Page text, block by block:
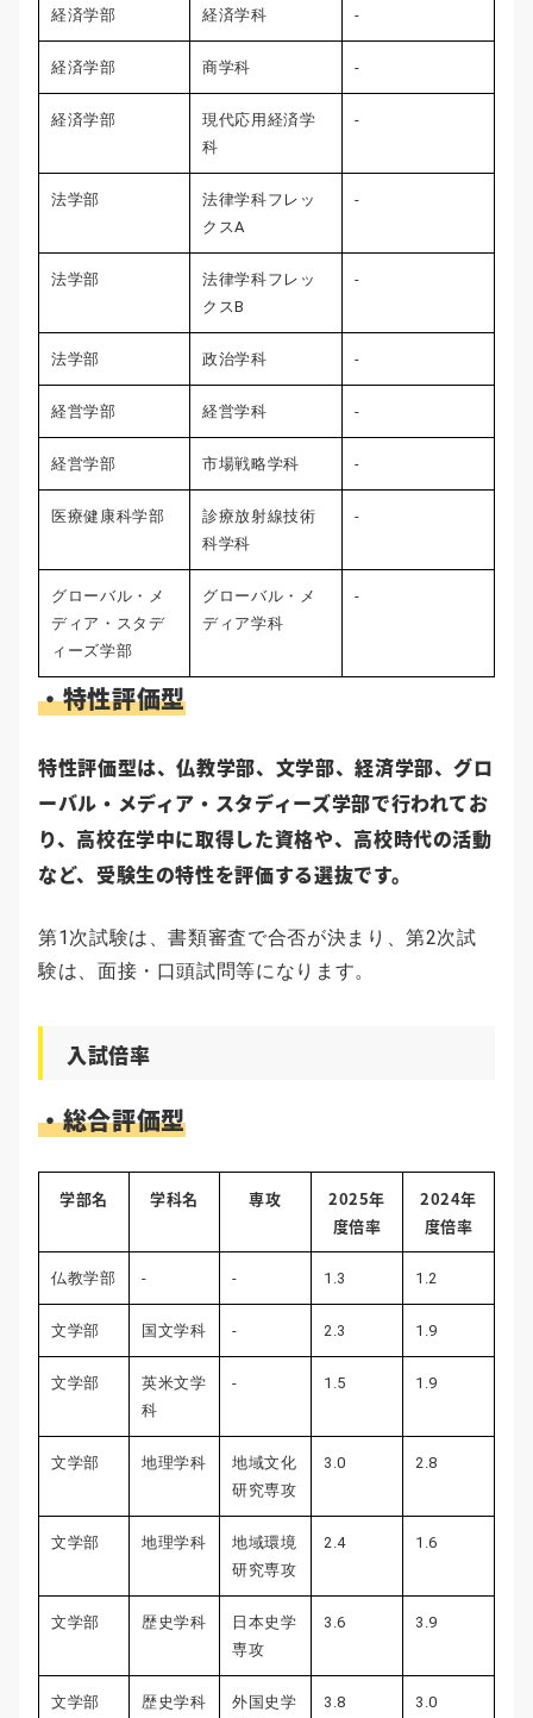
経済学部 経済学科 -
経済学部 商学科 -
経済学部
現代応用経済学
科
-
法学部
法律学科フレッ
クスA
-
法学部
法律学科フレッ
クスB
-
法学部 政治学科 -
経営学部 経営学科 -
経営学部 市場戦略学科 -
医療健康科学部
診療放射線技術
科学科
-
グローバル・メ
ディア・スタデ
ィーズ学部
グローバル・メ
ディア学科
-
・特性評価型
特性評価型は、仏教学部、文学部、経済学部、グロ
ーバル・メディア・スタディーズ学部で行われてお
り、高校在学中に取得した資格や、高校時代の活動
など、受験生の特性を評価する選抜です。
第1次試験は、書類審査で合否が決まり、第2次試
験は、面接・口頭試問等になります。
入試倍率
・総合評価型
学部名 学科名 専攻
2025年
度倍率
2024年
度倍率
仏教学部 - - 1.3 1.2
文学部 国文学科 - 2.3 1.9
文学部
英米文学
科
- 1.5 1.9
文学部 地理学科
地域文化
研究専攻
3.0 2.8
文学部 地理学科
地域環境
研究専攻
2.4 1.6
文学部 歴史学科
日本史学
専攻
3.6 3.9
文学部 歴史学科
外国史学
3.8 3.0